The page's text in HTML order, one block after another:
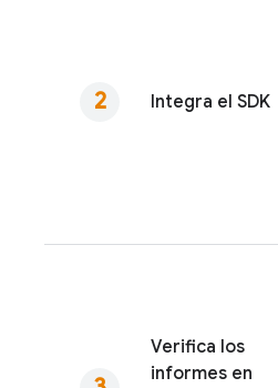
Integra el SDK
Verifica los
informes en